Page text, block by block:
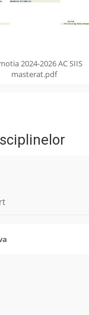
2024-2026 AC SIIS
masterat.pdf